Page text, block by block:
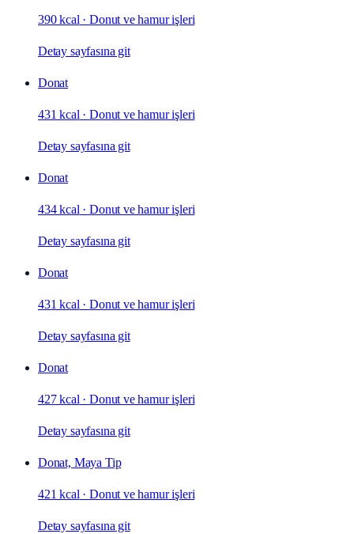
390 kcal ·Donut ve hamur işleri
Detay sayfasına git
Donat
431 kcal ·Donut ve hamur işleri
Detay sayfasına git
Donat
434 kcal ·Donut ve hamur işleri
Detay sayfasına git
Donat
431 kcal ·Donut ve hamur işleri
Detay sayfasına git
Donat
427 kcal ·Donut ve hamur işleri
Detay sayfasına git
Donat, Maya Tip
421 kcal ·Donut ve hamur işleri
Detay sayfasına git